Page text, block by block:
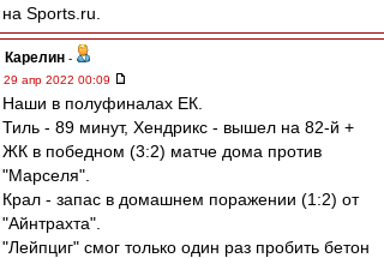
на Sports.ru.
Карелин -
29 апр 2022 00:09
Наши в полуфиналах ЕК.
Тиль - 89 минут, Хендрикс - вышел на 82-й +
ЖК в победном (3:2) матче дома против
"Марселя".
Крал - запас в домашнем поражении (1:2) от
"Айнтрахта".
"Лейпциг" смог только один раз пробить бетон